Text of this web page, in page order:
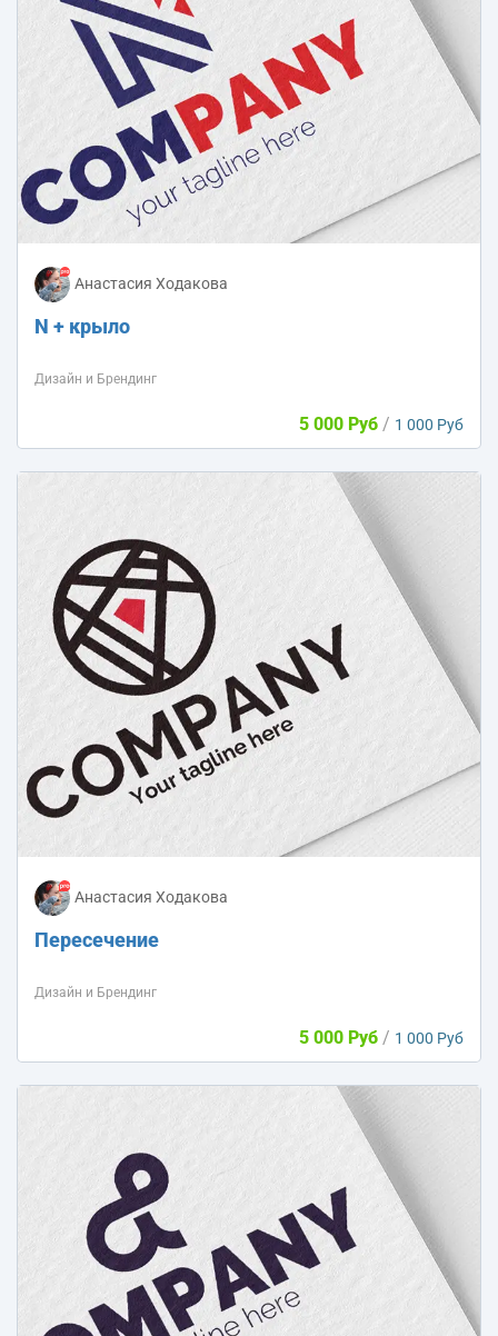
Анастасия Ходакова
N + крыло
Дизайн и Брендинг
5 000 Руб / 1 000 Руб
Анастасия Ходакова
Пересечение
Дизайн и Брендинг
5 000 Руб / 1 000 Руб